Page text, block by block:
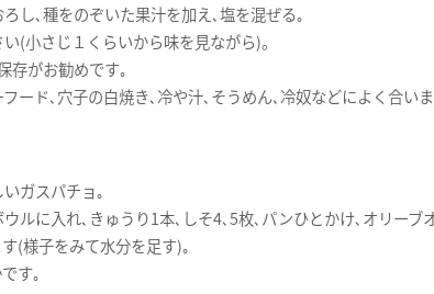
し､種をのぞいた果汁を加え､塩を混ぜる｡
(小さじ１くらいから味を見ながら)。
存がお勧めです｡
ード､穴子の白焼き､冷や汁､そうめん､冷奴などによく合い
ガスパチョ｡
ルに入れ､きゅうり1本､しそ4､5枚､パンひとかけ､オリーブ
(様子をみて水分を足す)｡
す｡